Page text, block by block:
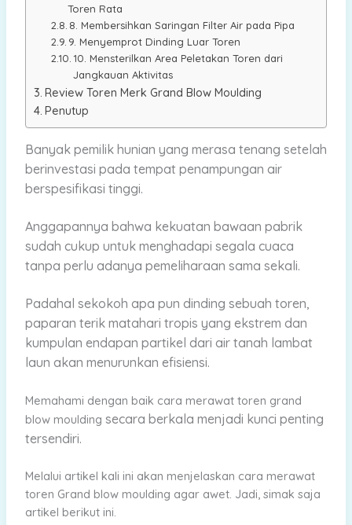
Toren Rata
8. Membersihkan Saringan Filter Air pada Pipa
9. Menyemprot Dinding Luar Toren
10. Mensterilkan Area Peletakan Toren dari
Jangkauan Aktivitas
Review Toren Merk Grand Blow Moulding
Penutup
Banyak pemilik hunian yang merasa tenang setelah
berinvestasi pada tempat penampungan air
berspesifikasi tinggi.
Anggapannya bahwa kekuatan bawaan pabrik
sudah cukup untuk menghadapi segala cuaca
tanpa perlu adanya pemeliharaan sama sekali.
Padahal sekokoh apa pun dinding sebuah toren,
paparan terik matahari tropis yang ekstrem dan
kumpulan endapan partikel dari air tanah lambat
laun akan menurunkan efisiensi.
Memahami dengan baik cara merawat toren grand
blow moulding secara berkala menjadi kunci penting
tersendiri.
Melalui artikel kali ini akan menjelaskan cara merawat
toren Grand blow moulding agar awet. Jadi, simak saja
artikel berikut ini.